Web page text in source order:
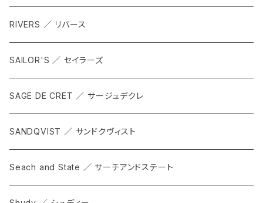
RIVERS ／ リバース
SAILOR'S ／ セイラーズ
SAGE DE CRET ／ サージュデクレ
SANDQVIST ／ サンドクヴィスト
Seach and State ／ サーチアンドステート